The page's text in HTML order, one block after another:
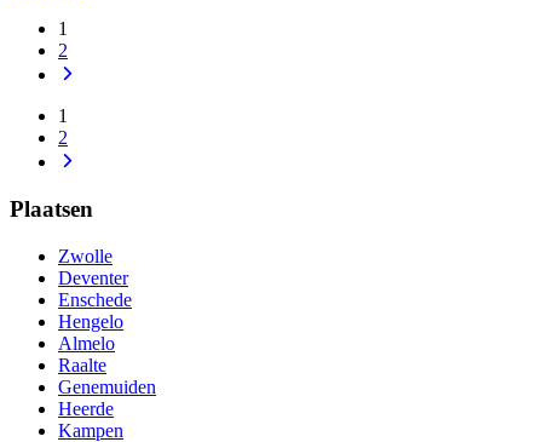
1
2
1
2
Plaatsen
Zwolle
Deventer
Enschede
Hengelo
Almelo
Raalte
Genemuiden
Heerde
Kampen